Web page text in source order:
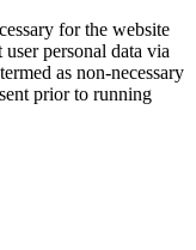
for the website
personal data via
as non-necessary
prior to running